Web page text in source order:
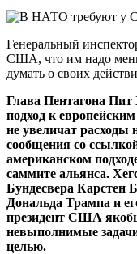
Генеральный
США, что им надо
думать о своих
Глава Пентагона
подход к
не увеличат расходы
сообщения со
американском
саммите альянса.
Бундесвера Карстен
Дональда Трампа и
президент США
невыполнимые
целью.